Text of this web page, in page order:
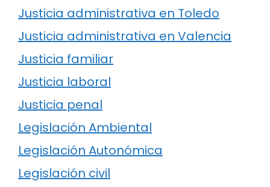
Justicia administrativa en Toledo
Justicia administrativa en Valencia
Justicia familiar
Justicia laboral
Justicia penal
Legislación Ambiental
Legislación Autonómica
Legislación civil